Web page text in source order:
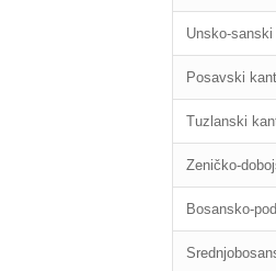
Unsko-
Posavski
Tuzlanski
Zeničko-
Bosansko-